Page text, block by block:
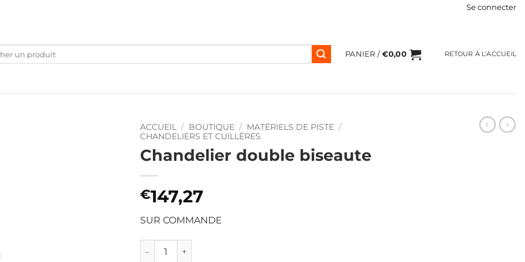
Se connecter
PANIER / €0,00 RETOUR À L'ACCUEIL
ACCUEIL / BOUTIQUE / MATÉRIELS DE PISTE /
CHANDELIERS ET CUILLÈRES
Chandelier double biseaute
€147,27
SUR COMMANDE
quantité de Chandelier double biseaute